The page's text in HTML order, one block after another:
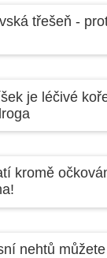
třešeň -
je léčivé
kromě
nehtů